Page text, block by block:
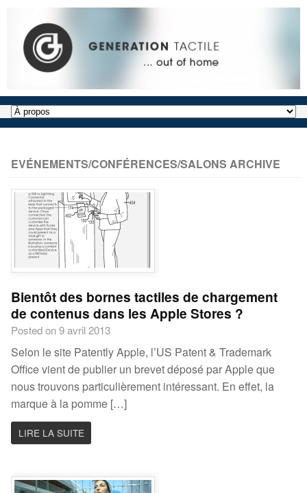
EVÉNEMENTS/CONFÉRENCES/SALONS ARCHIVE
Bientôt des bornes tactiles de chargement
de contenus dans les Apple Stores ?
Posted on 9 avril 2013
Selon le site Patently Apple, l’US Patent & Trademark
Office vient de publier un brevet déposé par Apple que
nous trouvons particulièrement intéressant. En effet, la
marque à la pomme […]
LIRE LA SUITE